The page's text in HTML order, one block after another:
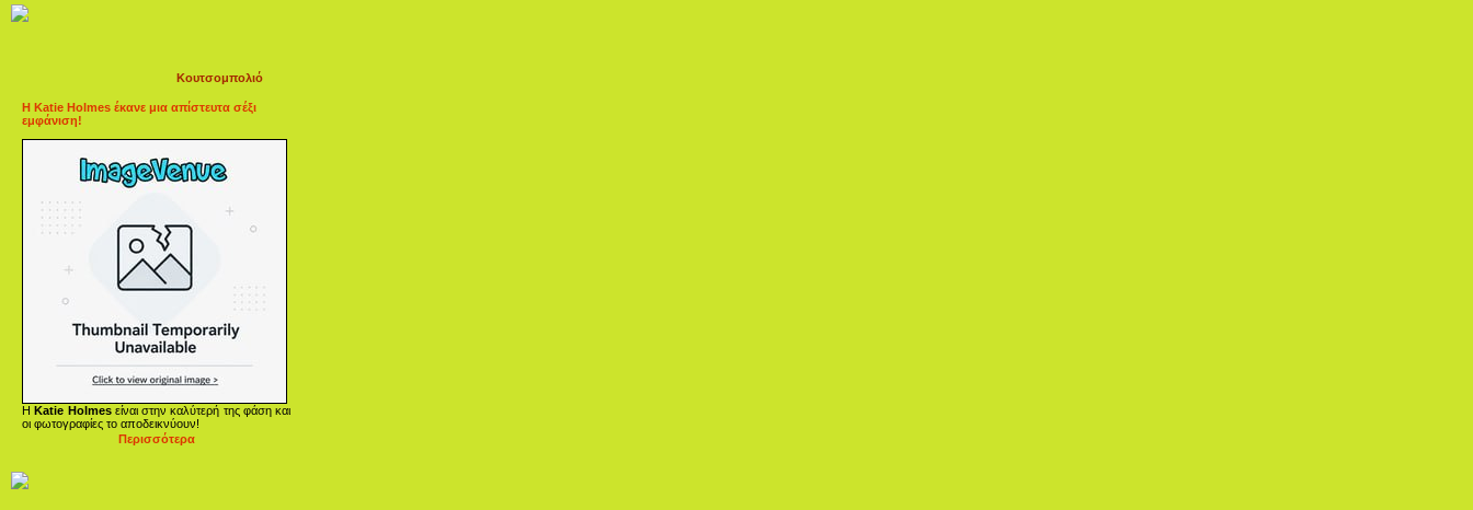
Κουτσομπολιό
Η Katie Holmes έκανε μια απίστευτα σέξι
εμφάνιση!
ΗKatie Holmesείναι στην καλύτερή της φάση και
οι φωτογραφίες το αποδεικνύουν!
Περισσότερα